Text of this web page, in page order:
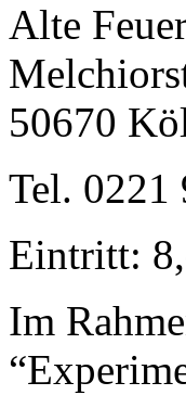
Alte
50670
Tel. 0221
Eintritt:
Im